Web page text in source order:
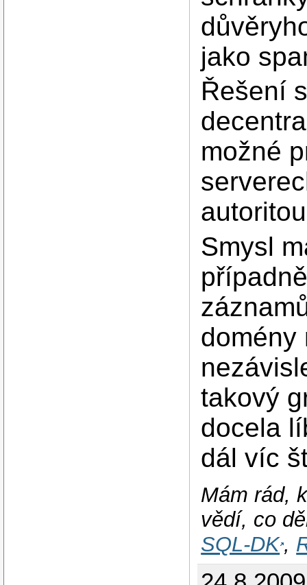
jako
Řešení
možné
Smysl
domény
takový
docela
dál víc
Mám rád,
vědí, co
SQL-DK,